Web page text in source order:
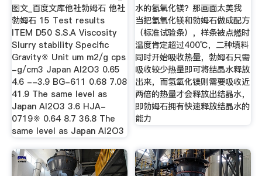
图文_百度文库他社勃姆石 他社
勃姆石 15 Test results
ITEM D50 S.S.A Viscosity
Slurry stability Specific
Gravity※ Unit um m2/g cps
-g/cm3 Japan Al2O3 0.65
4.6 --3.9 BG-611 0.68 7.08
41.9 The same level as
Japan Al2O3 3.6 HJA-
0719※ 0.64 8.7 36.8 The
same level as Japan Al2O3
水的氢氧化镁？那画面太美我
当把氢氧化镁和勃姆石做成配方
（标准试验条），样条被点燃时
温度肯定超过400℃，二种填料
同时开始吸收热量，勃姆石只需
吸收较少热量即可将结晶水释放
出来，而氢氧化镁则需要吸收近
两倍的热量才会释放出结晶水，
即勃姆石拥有快速释放结晶水的
能力